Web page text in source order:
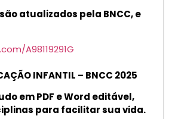
atualizados pela BNCC, e
A98119291G
INFANTIL – BNCC 2025
em PDF e Word editável,
para facilitar sua vida.